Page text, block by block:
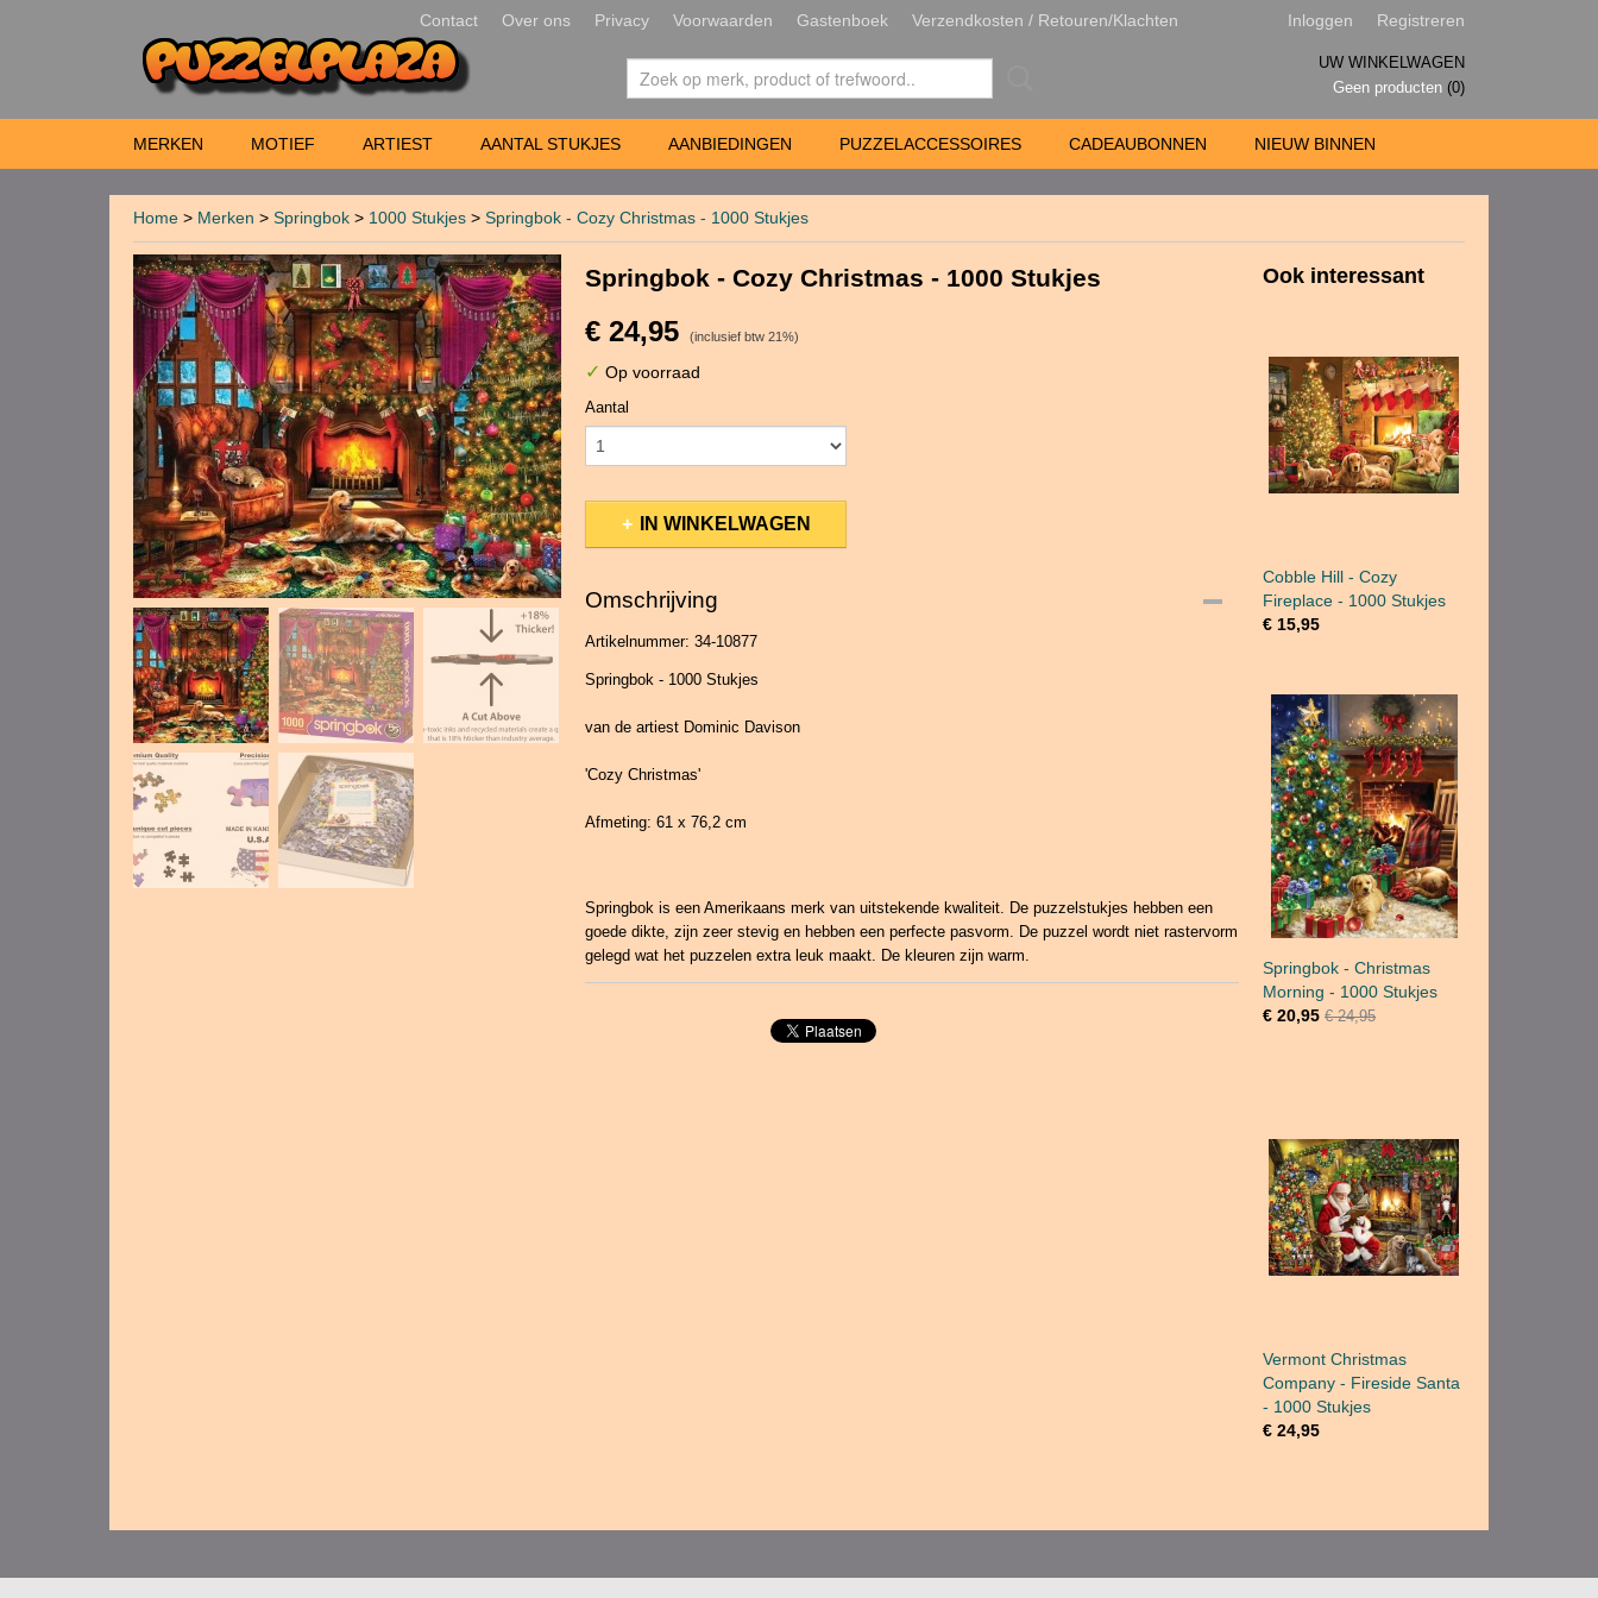
Contact Over ons Privacy Voorwaarden Gastenboek Verzendkosten / Retouren/Klachten Inloggen Registreren
UW WINKELWAGEN
Geen producten (0)
MERKEN MOTIEF ARTIEST AANTAL STUKJES AANBIEDINGEN PUZZELACCESSOIRES CADEAUBONNEN NIEUW BINNEN
Home > Merken > Springbok > 1000 Stukjes > Springbok - Cozy Christmas - 1000 Stukjes
Springbok - Cozy Christmas - 1000 Stukjes
€ 24,95 (inclusief btw 21%)
✓ Op voorraad
Aantal
IN WINKELWAGEN
Omschrijving
Artikelnummer: 34-10877
Springbok - 1000 Stukjes
van de artiest Dominic Davison
'Cozy Christmas'
Afmeting: 61 x 76,2 cm
Springbok is een Amerikaans merk van uitstekende kwaliteit. De puzzelstukjes hebben een
goede dikte, zijn zeer stevig en hebben een perfecte pasvorm. De puzzel wordt niet rastervorm
gelegd wat het puzzelen extra leuk maakt. De kleuren zijn warm.
Ook interessant
Cobble Hill - Cozy
Fireplace - 1000 Stukjes
€ 15,95
Springbok - Christmas
Morning - 1000 Stukjes
€ 20,95 € 24,95
Vermont Christmas
Company - Fireside Santa
- 1000 Stukjes
€ 24,95